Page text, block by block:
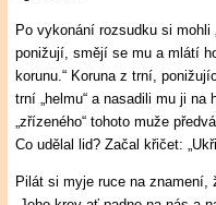
Po vykonání rozsudku si mohli
ponižují, smějí se mu a mlátí
korunu.“ Koruna z trní,
trní „helmu“ a nasadili mu ji
„zřízeného“ tohoto muže
Co udělal lid? Začal křičet:
Pilát si myje ruce na